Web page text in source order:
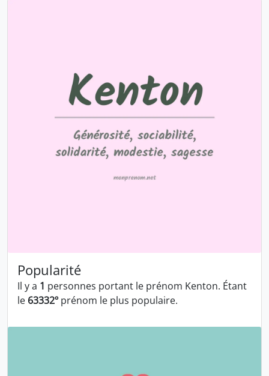
Popularité
Il y a 1 personnes portant le prénom Kenton. Étant
le 63332º prénom le plus populaire.